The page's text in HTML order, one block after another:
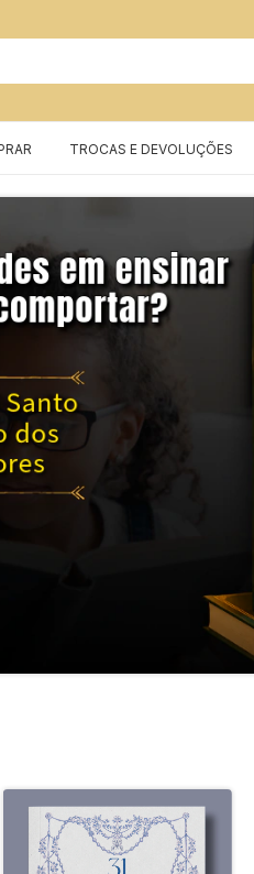
TROCAS E DEVOLUÇÕES